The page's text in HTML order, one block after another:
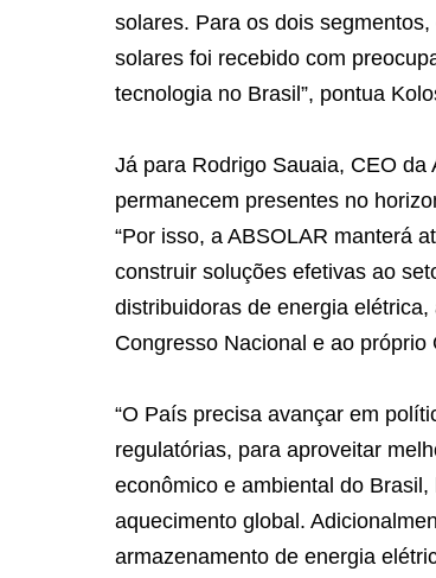
solares. Para os dois
solares foi recebido com
tecnologia no Brasil”, pontua
Já para Rodrigo Sauaia, CEO
permanecem presentes no
“Por isso, a ABSOLAR manterá
construir soluções efetivas ao
distribuidoras de energia
Congresso Nacional e ao próprio
“O País precisa avançar em
regulatórias, para aproveitar
econômico e ambiental do
aquecimento global.
armazenamento de energia